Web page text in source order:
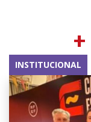
+
INSTITUCIONAL